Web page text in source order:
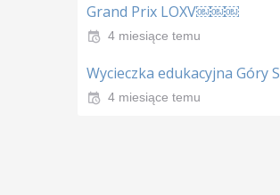
Grand Prix LOXV￼￼￼
4 miesiące temu
Wycieczka edukacyjna Góry
4 miesiące temu